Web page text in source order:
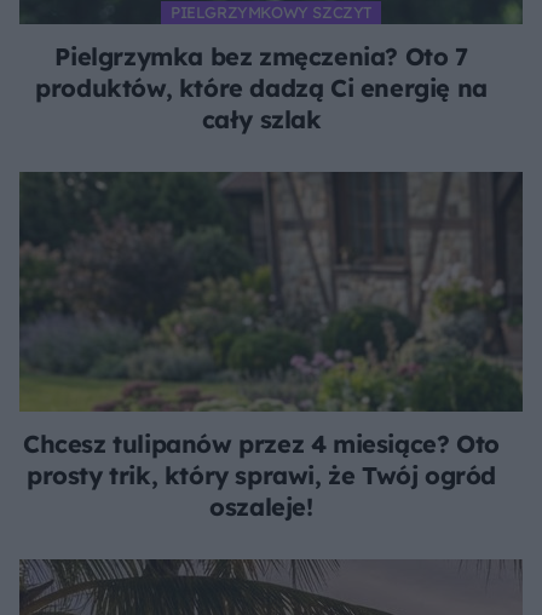
PIELGRZYMKOWY SZCZYT
Pielgrzymka bez zmęczenia? Oto 7
produktów, które dadzą Ci energię na
cały szlak
Chcesz tulipanów przez 4 miesiące? Oto
prosty trik, który sprawi, że Twój ogród
oszaleje!